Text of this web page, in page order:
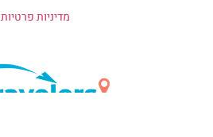
מדיניות פרטיות